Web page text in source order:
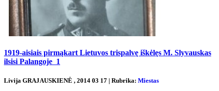
1919-aisiais pirmąkart Lietuvos trispalvę iškėlęs M. Slyvauskas
ilsisi Palangoje 1
Livija GRAJAUSKIENĖ , 2014 03 17 | Rubrika: Miestas